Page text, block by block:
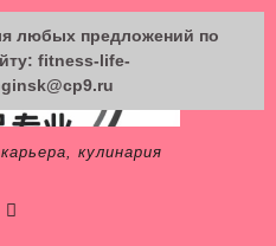
кулинария
любых предложений по
fitness-life-